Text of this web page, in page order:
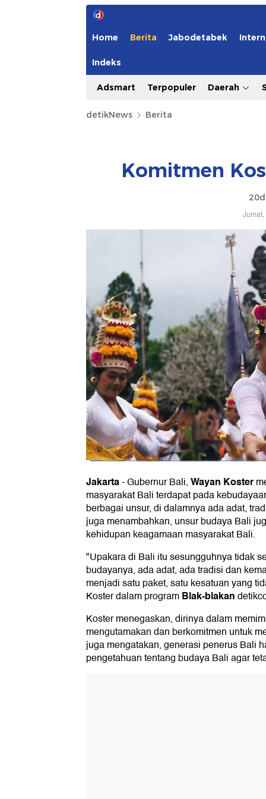
Home Berita Jabodetabek
Indeks
Adsmart Terpopuler Daerah
detikNews Berita
Komitmen
Jakarta-Gubernur Bali,Wayan Koster
masyarakat Bali terdapat pada
berbagai unsur, di dalamnya ada adat,
juga menambahkan, unsur budaya Bali
kehidupan keagamaan masyarakat Bali.
"Upakara di Bali itu sesungguhnya tidak
budayanya, ada adat, ada tradisi dan
menjadi satu paket, satu kesatuan yang
Koster dalam programBlak-blakan
Koster menegaskan, dirinya dalam
mengutamakan dan berkomitmen untuk
juga mengatakan, generasi penerus Bali
pengetahuan tentang budaya Bali agar